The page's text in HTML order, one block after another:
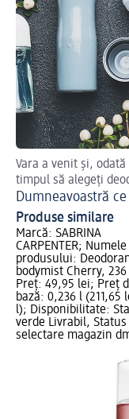
Vara a venit și,
timpul să alegeți
Dumneavoastră
Produse similare
Marcă: SABRINA
CARPENTER; Numele
produsului:
bodymist Cherry,
Preț: 49,95 lei; Preț
bază: 0,236 l (211,65
l); Disponibilitate:
verde Livrabil, Status
selectare magazin